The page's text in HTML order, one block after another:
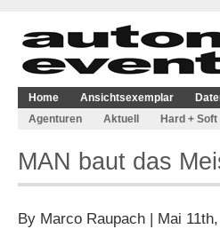
Home Ansichtsexemplar
Agenturen
Aktuell Hard + Soft
MAN baut das
By Marco Raupach | Mai